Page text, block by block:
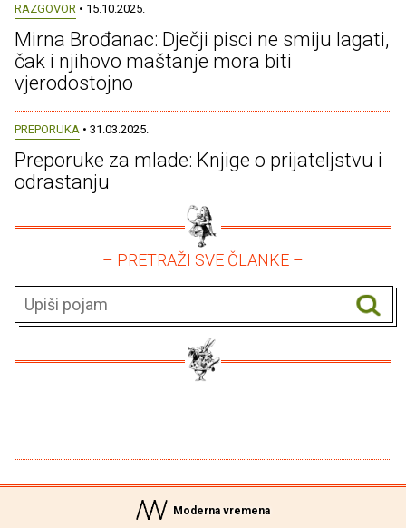
RAZGOVOR • 15.10.2025.
Mirna Brođanac: Dječji pisci ne smiju lagati,
čak i njihovo maštanje mora biti
vjerodostojno
PREPORUKA • 31.03.2025.
Preporuke za mlade: Knjige o prijateljstvu i
odrastanju
– PRETRAŽI SVE ČLANKE –
Moderna vremena